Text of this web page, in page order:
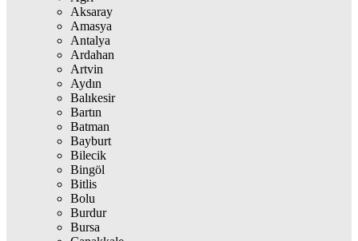
Aksaray
Amasya
Antalya
Ardahan
Artvin
Aydın
Balıkesir
Bartın
Batman
Bayburt
Bilecik
Bingöl
Bitlis
Bolu
Burdur
Bursa